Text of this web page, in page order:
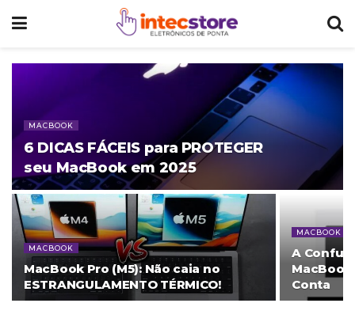
MACBOOK
6 DICAS FÁCEIS para PROTEGER
seu MacBook em 2025
MACBOOK
MacBook Pro (M5): Não caia no
ESTRANGULAMENTO TÉRMICO!
MACBOOK
A
MacBook
Conta